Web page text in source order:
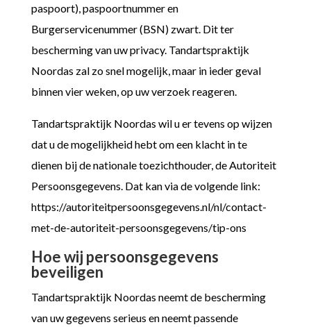
paspoort), paspoortnummer en
Burgerservicenummer (BSN) zwart. Dit ter
bescherming van uw privacy. Tandartspraktijk
Noordas zal zo snel mogelijk, maar in ieder geval
binnen vier weken, op uw verzoek reageren.
Tandartspraktijk Noordas wil u er tevens op wijzen
dat u de mogelijkheid hebt om een klacht in te
dienen bij de nationale toezichthouder, de Autoriteit
Persoonsgegevens. Dat kan via de volgende link:
https://autoriteitpersoonsgegevens.nl/nl/contact-
met-de-autoriteit-persoonsgegevens/tip-ons
Hoe wij persoonsgegevens
beveiligen
Tandartspraktijk Noordas neemt de bescherming
van uw gegevens serieus en neemt passende